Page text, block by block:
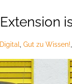
Digital Gut zu Wissen!